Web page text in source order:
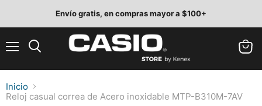
Envío gratis, en compras mayor a $100+
Inicio
Reloj casual correa de Acero inoxidable MTP-B310M-7AV